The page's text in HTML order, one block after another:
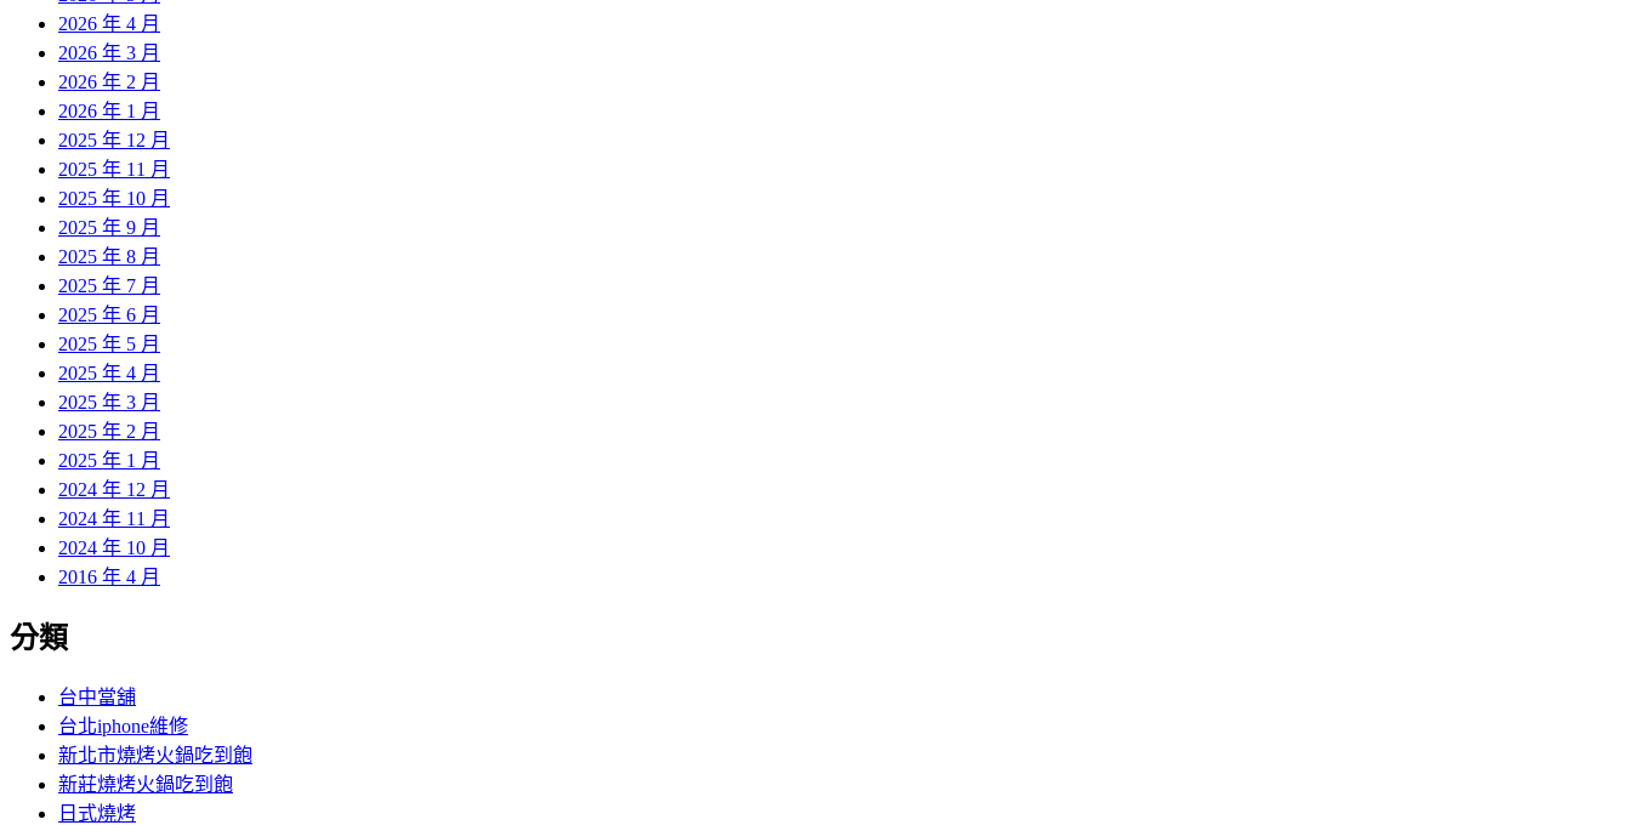
2026 年 4 月
2026 年 3 月
2026 年 2 月
2026 年 1 月
2025 年 12 月
2025 年 11 月
2025 年 10 月
2025 年 9 月
2025 年 8 月
2025 年 7 月
2025 年 6 月
2025 年 5 月
2025 年 4 月
2025 年 3 月
2025 年 2 月
2025 年 1 月
2024 年 12 月
2024 年 11 月
2024 年 10 月
2016 年 4 月
分類
台中當舖
台北iphone維修
新北市燒烤火鍋吃到飽
新莊燒烤火鍋吃到飽
日式燒烤